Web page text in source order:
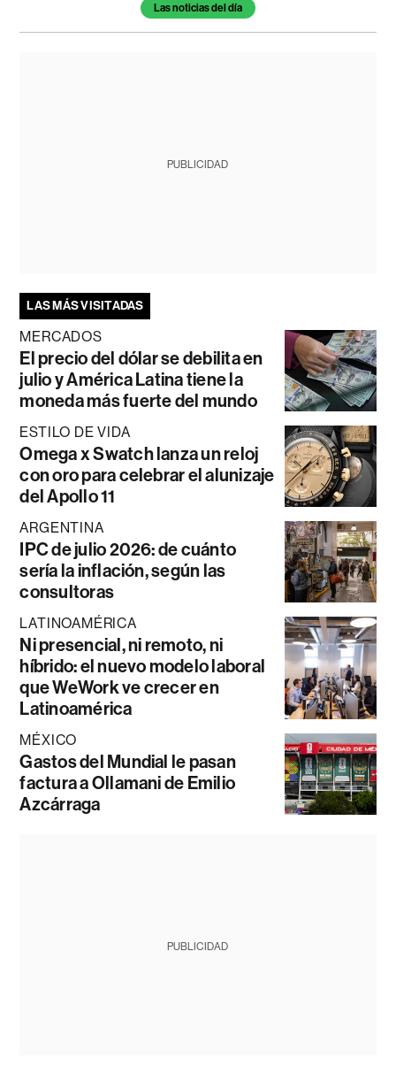
Las noticias del día
PUBLICIDAD
LAS MÁS VISITADAS
MERCADOS
El precio del dólar se debilita en
julio y América Latina tiene la
moneda más fuerte del mundo
ESTILO DE VIDA
Omega x Swatch lanza un reloj
con oro para celebrar el alunizaje
del Apollo 11
ARGENTINA
IPC de julio 2026: de cuánto
sería la inflación, según las
consultoras
LATINOAMÉRICA
Ni presencial, ni remoto, ni
híbrido: el nuevo modelo laboral
que WeWork ve crecer en
Latinoamérica
MÉXICO
Gastos del Mundial le pasan
factura a Ollamani de Emilio
Azcárraga
PUBLICIDAD